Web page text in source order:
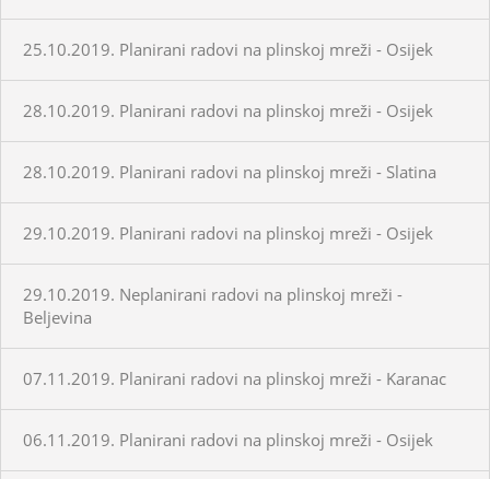
25.10.2019. Planirani radovi na plinskoj mreži - Osijek
28.10.2019. Planirani radovi na plinskoj mreži - Osijek
28.10.2019. Planirani radovi na plinskoj mreži - Slatina
29.10.2019. Planirani radovi na plinskoj mreži - Osijek
29.10.2019. Neplanirani radovi na plinskoj mreži -
Beljevina
07.11.2019. Planirani radovi na plinskoj mreži - Karanac
06.11.2019. Planirani radovi na plinskoj mreži - Osijek